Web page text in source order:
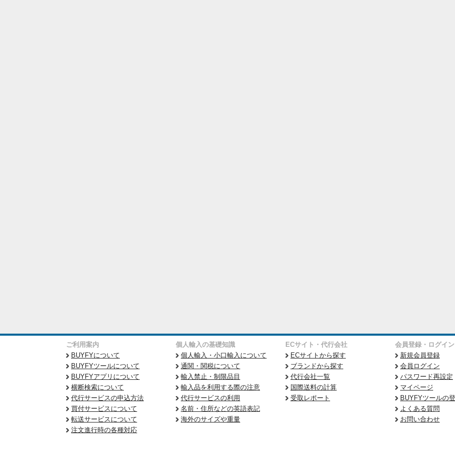
ご利用案内
BUYFYについて
BUYFYツールについて
BUYFYアプリについて
横断検索について
代行サービスの申込方法
買付サービスについて
転送サービスについて
注文進行時の各種対応
個人輸入の基礎知識
個人輸入・小口輸入について
通関・関税について
輸入禁止・制限品目
輸入品を利用する際の注意
代行サービスの利用
名前・住所などの英語表記
海外のサイズや重量
ECサイト・代行会社
ECサイトから探す
ブランドから探す
代行会社一覧
国際送料の計算
受取レポート
会員登録・ログイン
新規会員登録
会員ログイン
パスワード再設定
マイページ
BUYFYツールの
よくある質問
お問い合わせ